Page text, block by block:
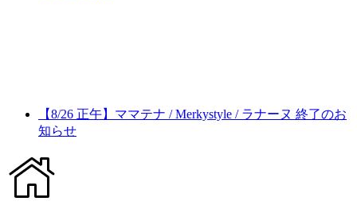
【8/26 正午】ママテナ / Merkystyle / ラナーヌ 終了のお
知らせ